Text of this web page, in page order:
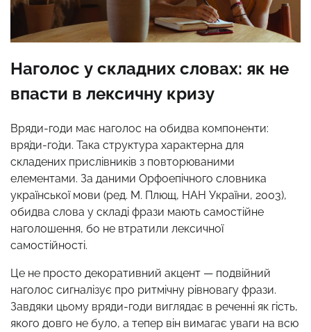
Наголос у складних словах: як не
впасти в лексичну кризу
Вряди-годи має наголос на обидва компоненти:
вря́ди-го́ди. Така структура характерна для
складених прислівників з повторюваними
елементами. За даними Орфоепічного словника
української мови (ред. М. Плющ, НАН України, 2003),
обидва слова у складі фрази мають самостійне
наголошення, бо не втратили лексичної
самостійності.
Це не просто декоративний акцент — подвійний
наголос сигналізує про ритмічну рівновагу фрази.
Завдяки цьому вряди-годи виглядає в реченні як гість,
якого довго не було, а тепер він вимагає уваги на всю